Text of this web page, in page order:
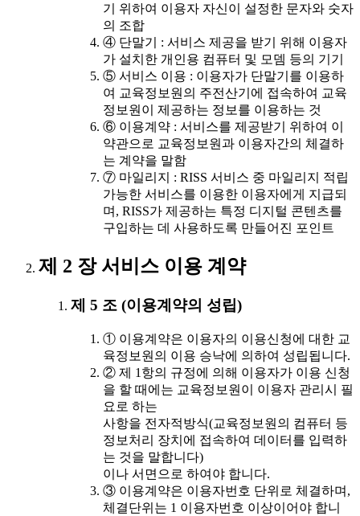
기 위하여 이용자 자신이 설정한 문자와 숫자
의 조합
④ 단말기 : 서비스 제공을 받기 위해 이용자
가 설치한 개인용 컴퓨터 및 모뎀 등의 기기
⑤ 서비스 이용 : 이용자가 단말기를 이용하
여 교육정보원의 주전산기에 접속하여 교육
정보원이 제공하는 정보를 이용하는 것
⑥ 이용계약 : 서비스를 제공받기 위하여 이
약관으로 교육정보원과 이용자간의 체결하
는 계약을 말함
⑦ 마일리지 : RISS 서비스 중 마일리지 적립
가능한 서비스를 이용한 이용자에게 지급되
며, RISS가 제공하는 특정 디지털 콘텐츠를
구입하는 데 사용하도록 만들어진 포인트
제 2 장 서비스 이용 계약
제 5 조 (이용계약의 성립)
① 이용계약은 이용자의 이용신청에 대한 교
육정보원의 이용 승낙에 의하여 성립됩니다.
② 제 1항의 규정에 의해 이용자가 이용 신청
을 할 때에는 교육정보원이 이용자 관리시 필
요로 하는
사항을 전자적방식(교육정보원의 컴퓨터 등
정보처리 장치에 접속하여 데이터를 입력하
는 것을 말합니다)
이나 서면으로 하여야 합니다.
③ 이용계약은 이용자번호 단위로 체결하며,
체결단위는 1 이용자번호 이상이어야 합니